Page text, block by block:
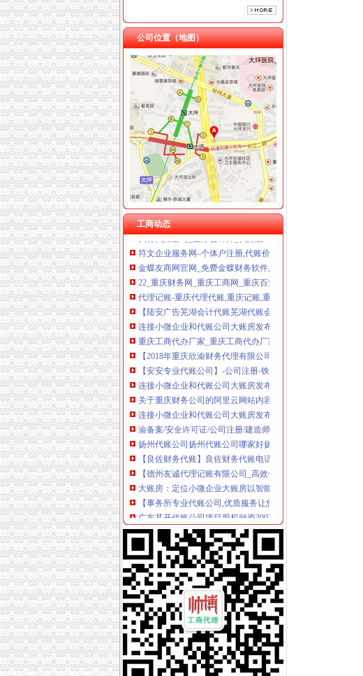
川思博机械有限责任公司重庆分公司 渝江 （工商注册）
杭州思锐贸易有限公司重庆分公司 渝中 （工商注册）
公司位置（地图）
工商动态
重庆代账公司
0123_重庆会计兼职代账,重庆会计代账公司,重庆会计咨询_重
【顺庆会计专业代账】-代理记帐-蚌埠赶集网
怎样找到一家好的代理记账、代办工商的代办公司_百度经验
【代账公司招实习会计,无锡艾蒙财务管理咨询有限公司招聘
【慧算账代账公司提供工商注册代理记账】-代理记帐-鞍山赶
成都公司地址变更代办-公司变更服务进度代账公司管理系统_
江北：为小微企业购买“代账”服务
大行代账公司_金厚会计师_代账公司有哪些_江苏公司注册_云
金蝶友商网官网_免费金蝶财务软件,进销存软件,在线会计
22_重庆财务网_重庆工商网_重庆百业网
代理记账-重庆代理代账,重庆记账,重庆工商代办,重庆工商注册
【陆安广告芜湖会计代账芜湖代账会计公司】-代理记帐-芜湖
连接小微企业和代账公司大账房发布π战略---至顶网
重庆工商代办厂家_重庆工商代办厂家/公司-阿里巴巴公司黄页
【2018年重庆欣渝财务代理有限公司新招聘信息_电话_地址】
【安安专业代账公司】-公司注册-铁岭赶集网
连接小微企业和代账公司大账房发布π战略-科技IT业界-E都市
关于重庆财务公司的阿里云网站内容、产品介绍、帮助文档、
连接小微企业和代账公司大账房发布π战略-牛华网
渝备案/安全许可证/公司注册/建造师挂靠/各种职称证/代账-重
扬州代账公司扬州代账公司哪家好扬州公瑾财务咨询-扬州58
【良佐财务代账】良佐财务代账电话,良佐财务代账地址_图吧
【德州友诚代理记账有限公司_高效低费代办公司注册/友诚代
大账房：定位小微企业大账房以智能财税切入统代账市场|爱
【事务所专业代账公司,优质服务让您满意_公司注册会计代账
广东某开代账公司项目股权融资300万元-选项目-投融界|专业
重庆麦积财务管理有限责任公司–页
【新公司免费注册月代帐免费专业代账会计】-公司注册-合肥
会计服务企业名录_会计服务企业黄页_网商之窗
E代账下载|E代账下载v0.1.28_红鼠网
重庆国诚财税咨询有限公司
财务代账公司,合同有效期内,擅自变更会计服务人员,是否属违
4月30日江北智成重庆应往届毕业生专场招聘会
【收费透明公司注册变更会计代账】-代理记帐-沈赶集网
武汉代账公司哪家可靠？武汉专业代账会计-培训通
重庆亿源财税咨询有限公司招聘信息_电话_地址-智联招聘
【江西匠才财务咨询有限公司_代理记账免费工商注册,赠送2